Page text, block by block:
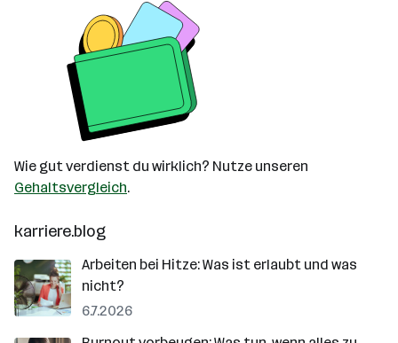
Wie gut verdienst du wirklich? Nutze unseren
Gehaltsvergleich.
karriere.blog
Arbeiten bei Hitze: Was ist erlaubt und was
nicht?
6.7.2026